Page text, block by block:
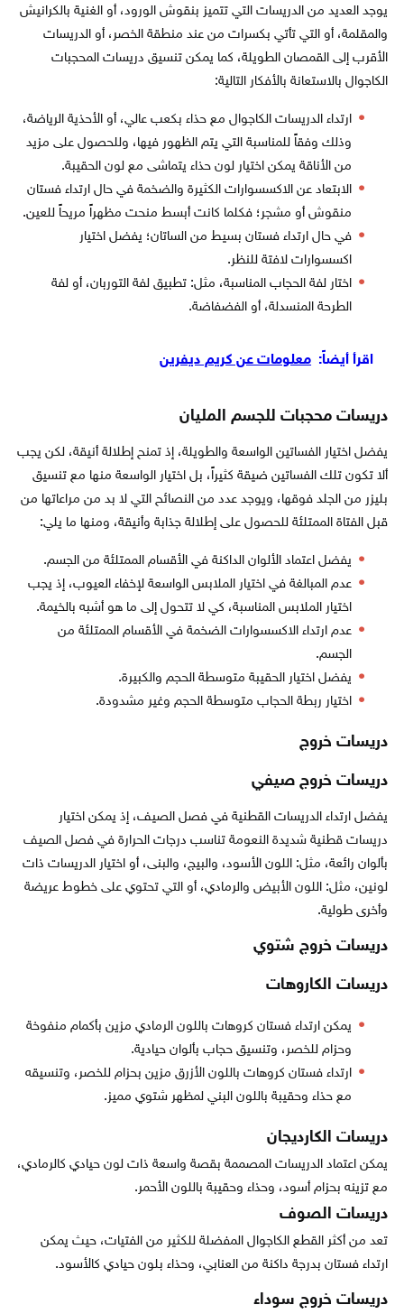
يوجد العديد من الدريسات التي تتميز بنقوش الورود، أو الغنية بالكرانيش
والمقلمة، أو التي تأتي بكسرات من عند منطقة الخصر، أو الدريسات
الأقرب إلى القمصان الطويلة، كما يمكن تنسيق دريسات المحجبات
الكاجوال بالاستعانة بالأفكار التالية:
ارتداء الدريسات الكاجوال مع حذاء بكعب عالي، أو الأحذية الرياضة،
وذلك وفقاً للمناسبة التي يتم الظهور فيها، وللحصول على مزيد
من الأناقة يمكن اختيار لون حذاء يتماشى مع لون الحقيبة.
الابتعاد عن الاكسسوارات الكثيرة والضخمة في حال ارتداء فستان
منقوش أو مشجر؛ فكلما كانت أبسط منحت مظهراً مريحاً للعين.
في حال ارتداء فستان بسيط من الساتان؛ يفضل اختيار
اكسسوارات لافتة للنظر.
اختار لفة الحجاب المناسبة، مثل: تطبيق لفة التوربان، أو لفة
الطرحة المنسدلة، أو الفضفاضة.
اقرأ أيضاً: معلومات عن كريم ديفرين
دريسات محجبات للجسم المليان
يفضل اختيار الفساتين الواسعة والطويلة، إذ تمنح إطلالة أنيقة، لكن يجب
ألا تكون تلك الفساتين ضيقة كثيراً، بل اختيار الواسعة منها مع تنسيق
بليزر من الجلد فوقها، ويوجد عدد من النصائح التي لا بد من مراعاتها من
قبل الفتاة الممتلئة للحصول على إطلالة جذابة وأنيقة، ومنها ما يلي:
يفضل اعتماد الألوان الداكنة في الأقسام الممتلئة من الجسم.
عدم المبالغة في اختيار الملابس الواسعة لإخفاء العيوب، إذ يجب
اختيار الملابس المناسبة، كي لا تتحول إلى ما هو أشبه بالخيمة.
عدم ارتداء الاكسسوارات الضخمة في الأقسام الممتلئة من
الجسم.
يفضل اختيار الحقيبة متوسطة الحجم والكبيرة.
اختيار ربطة الحجاب متوسطة الحجم وغير مشدودة.
دريسات خروج
دريسات خروج صيفي
يفضل ارتداء الدريسات القطنية في فصل الصيف، إذ يمكن اختيار
دريسات قطنية شديدة النعومة تناسب درجات الحرارة في فصل الصيف
بألوان رائعة، مثل: اللون الأسود، والبيج، والبنى، أو اختيار الدريسات ذات
لونين، مثل: اللون الأبيض والرمادي، أو التي تحتوي على خطوط عريضة
وأخرى طولية.
دريسات خروج شتوي
دريسات الكاروهات
يمكن ارتداء فستان كروهات باللون الرمادي مزين بأكمام منفوخة
وحزام للخصر، وتنسيق حجاب بألوان حيادية.
ارتداء فستان كروهات باللون الأزرق مزين بحزام للخصر، وتنسيقه
مع حذاء وحقيبة باللون البني لمظهر شتوي مميز.
دريسات الكارديجان
يمكن اعتماد الدريسات المصممة بقصة واسعة ذات لون حيادي كالرمادي،
مع تزينه بحزام أسود، وحذاء وحقيبة باللون الأحمر.
دريسات الصوف
تعد من أكثر القطع الكاجوال المفضلة للكثير من الفتيات، حيث يمكن
ارتداء فستان بدرجة داكنة من العنابي، وحذاء بلون حيادي كالأسود.
دريسات خروج سوداء